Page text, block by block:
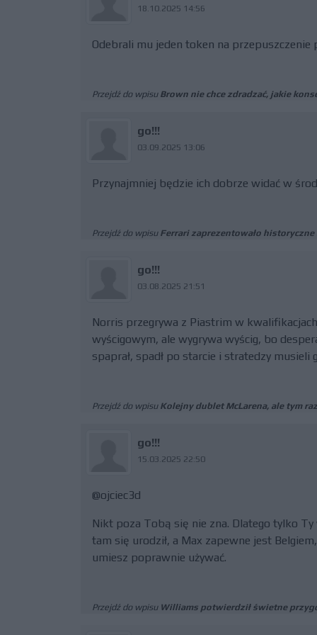
18.10.2025 14:56
Odebrali mu jeden token na przepuszczenie
Przejdź do wpisu Brown nie chce zdradzać, jakie
go!!!
03.09.2025 13:06
Przynajmniej będzie ich dobrze widać w
Przejdź do wpisu Ferrari zaprezentowało
go!!!
03.08.2025 21:51
Norris przegrywa z Piastrim w
wyścigowym, ale wygrywa wyścig, bo
spaprał, spadł po starcie i stratedzy musieli
Przejdź do wpisu Kolejny dublet McLarena, ale tym
go!!!
15.03.2025 22:50
@ojciec3d
Nikt poza Tobą się nie zna. Dlatego tylko
tam się urodził, a Max zapewne jest
umiesz poprawnie używać.
Przejdź do wpisu Williams potwierdził świetne